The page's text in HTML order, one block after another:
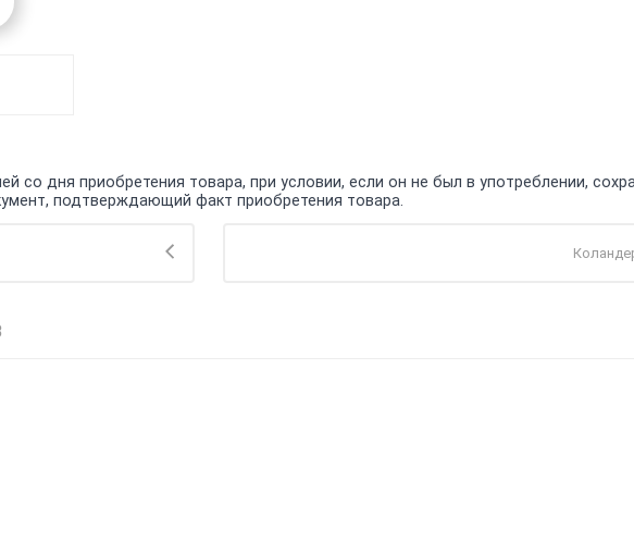
со дня приобретения товара, при условии, если он не был в употреблении,
подтверждающий факт приобретения товара.